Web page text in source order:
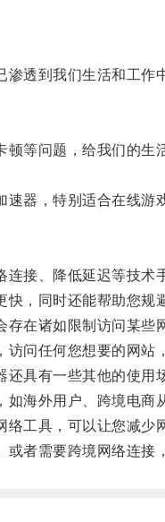
到我们生活和工作
问题，给我们的生
器，特别适合在线游
、降低延迟等技术
，同时还能帮助您规
诸如限制访问某些
任何您想要的网站
具有一些其他的使用
外用户、跨境电商
具，可以让您减少
需要跨境网络连接